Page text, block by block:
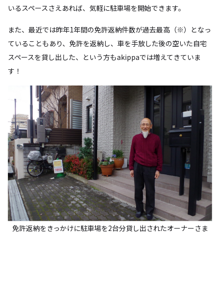
いるスペースさえあれば、気軽に駐車場を開始できます。
また、最近では昨年1年間の免許返納件数が過去最高（※）となっ
ていることもあり、免許を返納し、車を手放した後の空いた自宅
スペースを貸し出した、という方もakippaでは増えてきていま
す！
免許返納をきっかけに駐車場を2台分貸し出されたオーナーさま